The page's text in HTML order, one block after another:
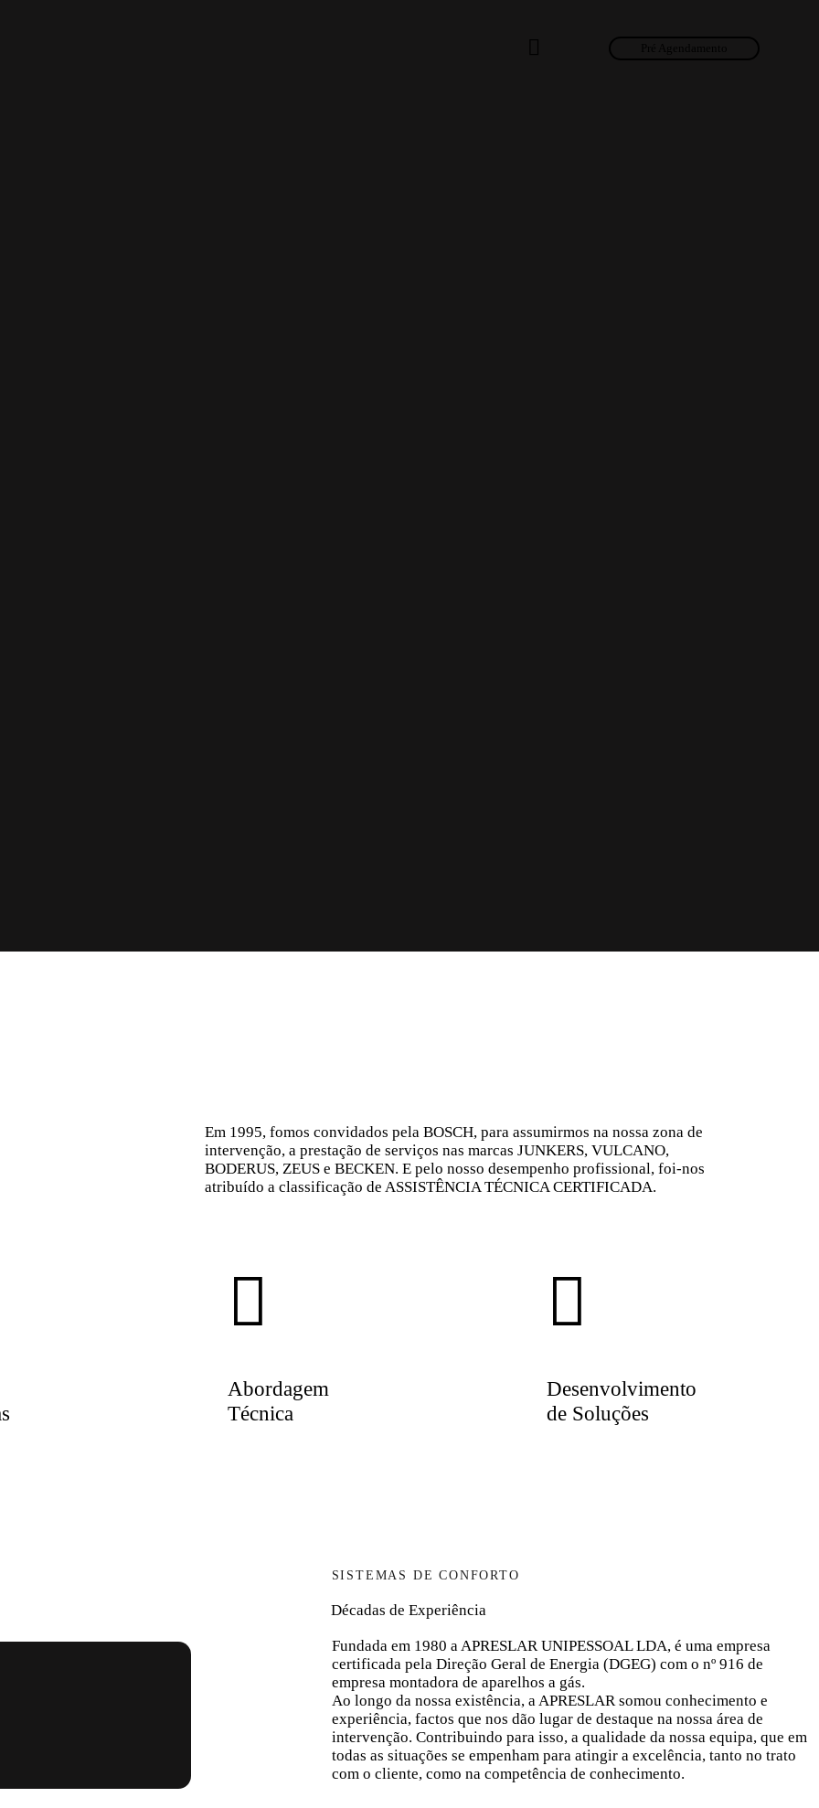
Em 1995, fomos convidados pela BOSCH, para assumirmos na nossa zona de
intervenção, a prestação de serviços nas marcas JUNKERS, VULCANO,
BODERUS, ZEUS e BECKEN. E pelo nosso desempenho profissional, foi-nos
atribuído a classificação de ASSISTÊNCIA TÉCNICA CERTIFICADA.
Abordagem
Técnica
Desenvolvimento
de Soluções
SISTEMAS DE CONFORTO
Décadas de Experiência
Fundada em 1980 a APRESLAR UNIPESSOAL LDA, é uma empresa
certificada pela Direção Geral de Energia (DGEG) com o nº 916 de
empresa montadora de aparelhos a gás.
Ao longo da nossa existência, a APRESLAR somou conhecimento e
experiência, factos que nos dão lugar de destaque na nossa área de
intervenção. Contribuindo para isso, a qualidade da nossa equipa, que em
todas as situações se empenham para atingir a excelência, tanto no trato
com o cliente, como na competência de conhecimento.